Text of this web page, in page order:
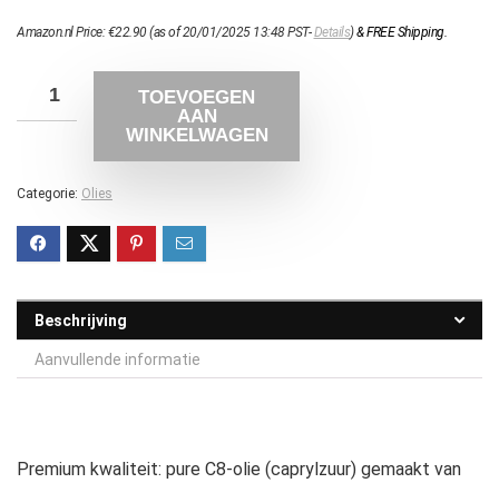
Amazon.nl Price:€22.90(as of 20/01/2025 13:48 PST-Details)&FREE Shipping.
TOEVOEGEN
AAN
WINKELWAGEN
Categorie: Olies
Beschrijving
Aanvullende informatie
Premium kwaliteit: pure C8-olie (caprylzuur) gemaakt van